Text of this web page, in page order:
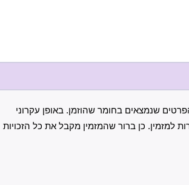
שנמצאים בחומר שהוזמן. באופן עקרוני
למזמין. כן ברור שהמזמין מקבל את כל הזכויות